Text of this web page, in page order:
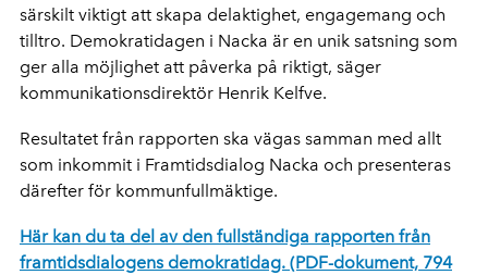
särskilt viktigt att skapa delaktighet, engagemang och
tilltro. Demokratidagen i Nacka är en unik satsning som
ger alla möjlighet att påverka på riktigt, säger
kommunikationsdirektör Henrik Kelfve.
Resultatet från rapporten ska vägas samman med allt
som inkommit i Framtidsdialog Nacka och presenteras
därefter för kommunfullmäktige.
Här kan du ta del av den fullständiga rapporten från
framtidsdialogens demokratidag. (PDF-dokument, 794